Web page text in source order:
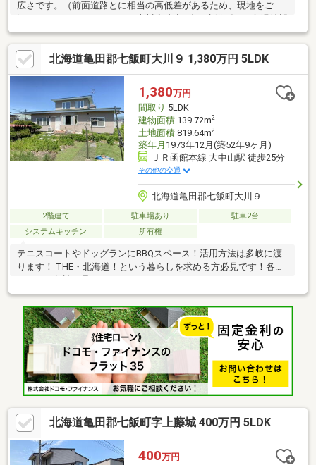
広さです。（前面道路とに相当の高低差があるため、現地をご確
ヶ丘店徒歩約3分、買物に便利なエリアです。※建物は築年数相当
の経年劣化がありますので、予めご承知おきください。
北海道亀田郡七飯町大川９ 1,380万円 5LDK
1,380万円
間取り 5LDK
建物面積139.72m2
土地面積819.64m2
築年月 1973年12月(築52年9ヶ月)
ＪＲ函館本線 大中山駅 徒歩25分
その他の交通
北海道亀田郡七飯町大川９
2階建て 駐車場あり
駐車2台
システムキッチン
所有権
テニスコートやドッグランにBBQスペース！活用方法は多岐に渡
ります！ THE・北海道！という暮らしを求める方必見です！各リ
北海道亀田郡七飯町字上藤城 400万円 5LDK
400万円